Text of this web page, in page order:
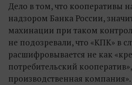
Дело в том, что кооперативы
надзором Банка России,
махинации при таком
не подозревали, что «КПК» в
расшифровывается не как
потребительский
производственная компания».